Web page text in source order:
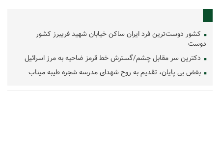
کشور دوست‌ترین فرد ایران ساکن خیابان شهید فریبرز کشور
دوست
دکترین سر مقابل چشم/گسترش خط قرمز ضاحیه به مرز اسرائیل
بغض بی پایان، تقدیم به روح شهدای مدرسه شجره طیبه میناب